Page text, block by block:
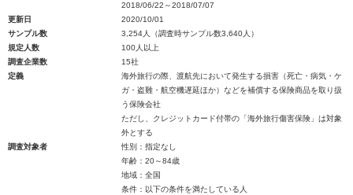
2018/06/22～2018/07/07
更新日
2020/10/01
サンプル数
3,254人（調査時サンプル数3,640人）
規定人数
100人以上
調査企業数
15社
定義
海外旅行の際、渡航先において発生する損害（死亡・病気・ケ
ガ・盗難・航空機遅延ほか）などを補償する保険商品を取り扱
う保険会社
ただし、クレジットカード付帯の「海外旅行傷害保険」は対象
外とする
調査対象者
性別：指定なし
年齢：20～84歳
地域：全国
条件：以下の条件を満たしている人